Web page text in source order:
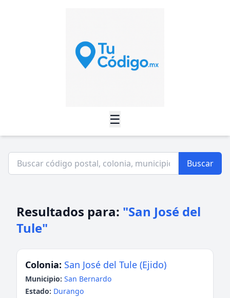
☰
Buscar
Resultados para: "San José del
Tule"
Colonia: San José del Tule (Ejido)
Municipio: San Bernardo
Estado: Durango